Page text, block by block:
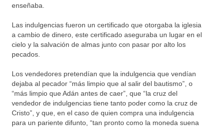
enseñaba.
Las indulgencias fueron un certificado que otorgaba la iglesia
a cambio de dinero, este certificado aseguraba un lugar en el
cielo y la salvación de almas junto con pasar por alto los
pecados.
Los vendedores pretendían que la indulgencia que vendían
dejaba al pecador “más limpio que al salir del bautismo”, o
“más limpio que Adán antes de caer”, que “la cruz del
vendedor de indulgencias tiene tanto poder como la cruz de
Cristo”, y que, en el caso de quien compra una indulgencia
para un pariente difunto, “tan pronto como la moneda suena